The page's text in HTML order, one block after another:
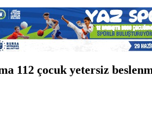
112 çocuk yetersiz